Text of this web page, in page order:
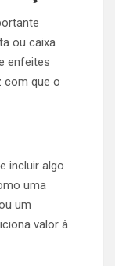
ou caixa
enfeites
com que o
incluir algo
uma
um
valor à